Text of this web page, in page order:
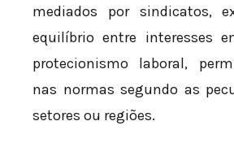
mediados por sindicatos,
equilíbrio entre interesses
protecionismo laboral,
nas normas segundo as
setores ou regiões.